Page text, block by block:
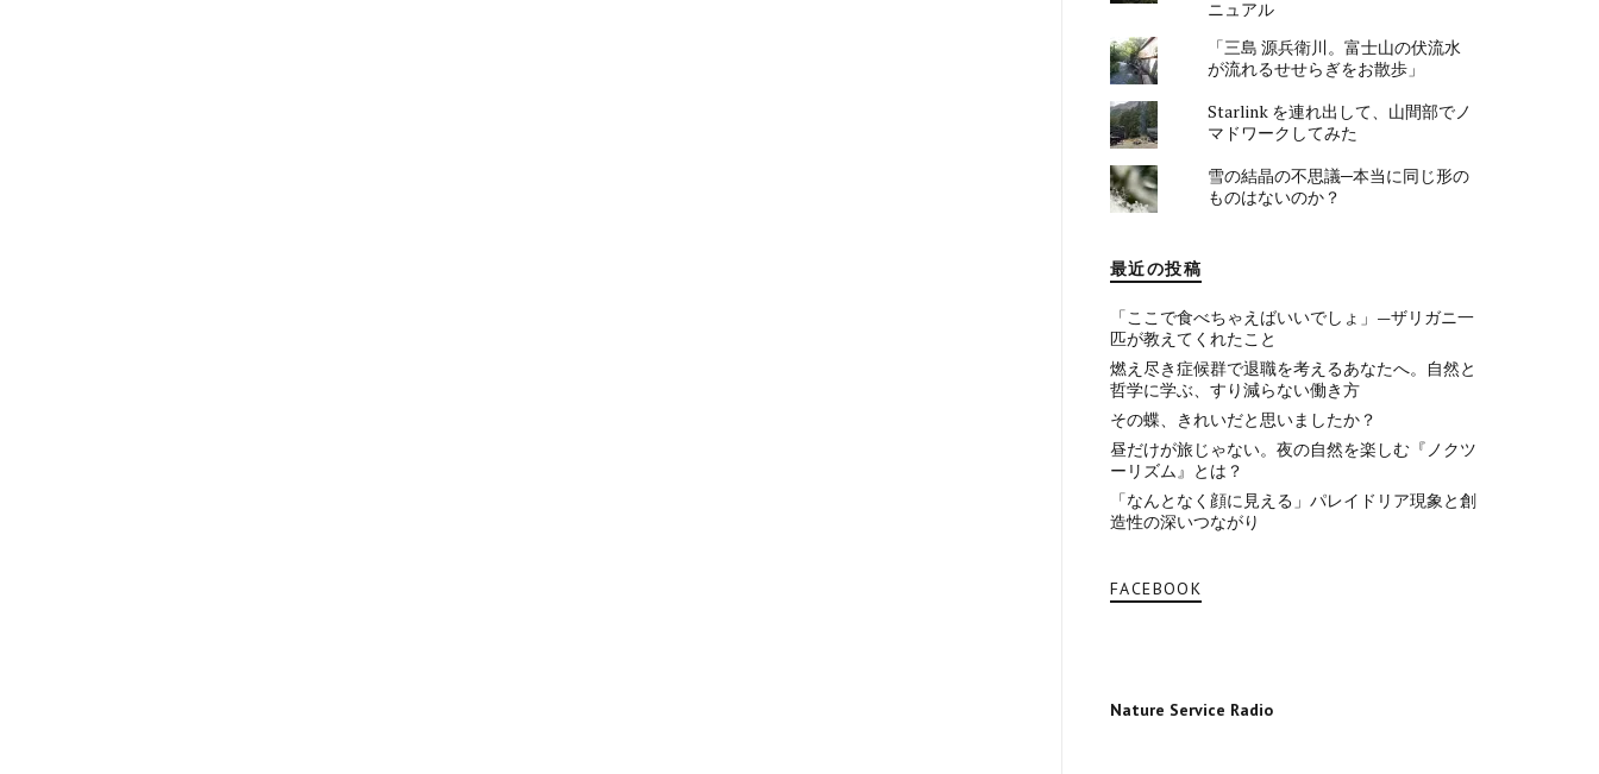
ニュアル
「三島 源兵衛川。富士山の伏流水
が流れるせせらぎをお散歩」
Starlink を連れ出して、山間部でノ
マドワークしてみた
雪の結晶の不思議─本当に同じ形の
ものはないのか？
最近の投稿
「ここで食べちゃえばいいでしょ」—ザリガニ一
匹が教えてくれたこと
燃え尽き症候群で退職を考えるあなたへ。自然と
哲学に学ぶ、すり減らない働き方
その蝶、きれいだと思いましたか？
昼だけが旅じゃない。夜の自然を楽しむ『ノクツ
ーリズム』とは？
「なんとなく顔に見える」パレイドリア現象と創
造性の深いつながり
FACEBOOK
Nature Service Radio